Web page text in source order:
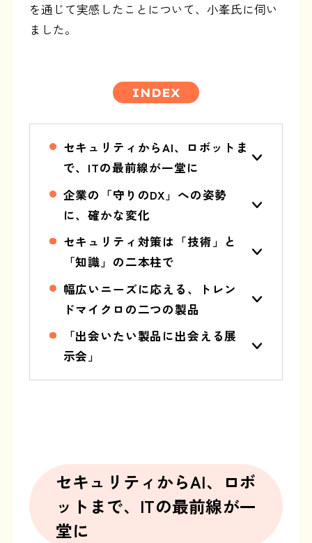
を通じて実感したことについて、小峯氏に伺い
ました。
INDEX
セキュリティからAI、ロボットま
で、ITの最前線が一堂に
企業の「守りのDX」への姿勢
に、確かな変化
セキュリティ対策は「技術」と
「知識」の二本柱で
幅広いニーズに応える、トレン
ドマイクロの二つの製品
「出会いたい製品に出会える展
示会」
セキュリティからAI、ロボ
ットまで、 ITの最前線が一
堂に